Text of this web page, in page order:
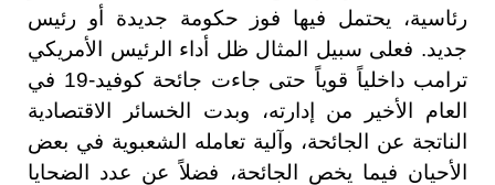
رئاسية، يحتمل فيها فوز حكومة جديدة أو رئيس
جديد. فعلى سبيل المثال ظل أداء الرئيس الأمريكي
ترامب داخلياً قوياً حتى جاءت جائحة كوفيد-19 في
العام الأخير من إدارته، وبدت الخسائر الاقتصادية
الناتجة عن الجائحة، وآلية تعامله الشعبوية في بعض
الأحيان فيما يخص الجائحة، فضلاً عن عدد الضحايا